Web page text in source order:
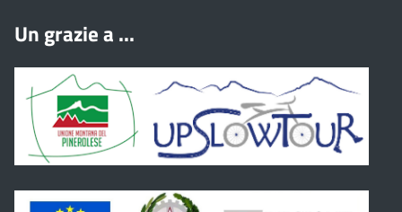
Un grazie a ...